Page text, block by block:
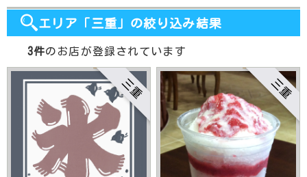
エリア「三重」の絞り込み結果
3件のお店が登録されています
三重 三重